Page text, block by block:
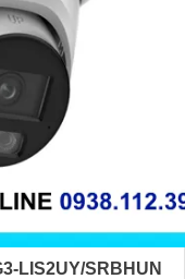
LIS2UY/SRBHUN